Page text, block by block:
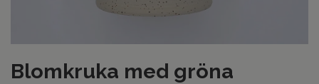
Blomkruka med gröna